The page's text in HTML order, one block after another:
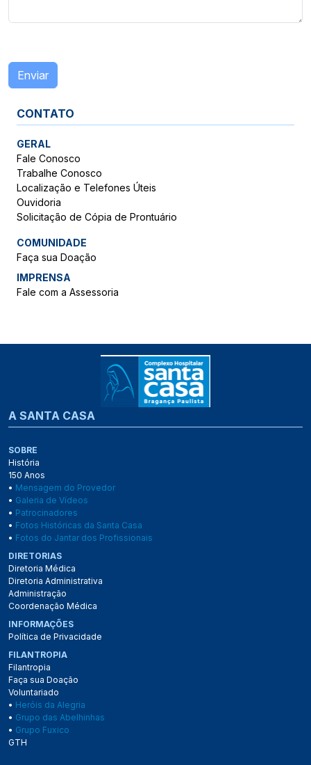
Enviar
CONTATO
GERAL
Fale Conosco
Trabalhe Conosco
Localização e Telefones Úteis
Ouvidoria
Solicitação de Cópia de Prontuário
COMUNIDADE
Faça sua Doação
IMPRENSA
Fale com a Assessoria
A SANTA CASA
SOBRE
História
150 Anos
• Mensagem do Provedor
• Galeria de Vídeos
• Patrocinadores
• Fotos Históricas da Santa Casa
• Fotos do Jantar dos Profissionais
DIRETORIAS
Diretoria Médica
Diretoria Administrativa
Administração
Coordenação Médica
INFORMAÇÕES
Política de Privacidade
FILANTROPIA
Filantropia
Faça sua Doação
Voluntariado
• Heróis da Alegria
• Grupo das Abelhinhas
• Grupo Fuxico
GTH